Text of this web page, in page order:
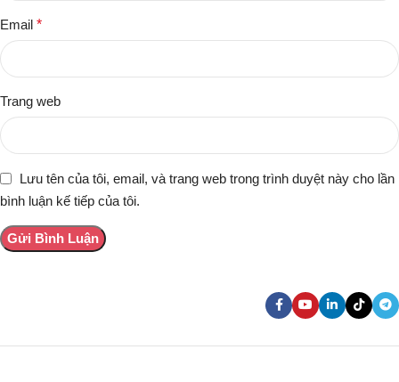
Email *
Trang web
Lưu tên của tôi, email, và trang web trong trình duyệt này cho lần
bình luận kế tiếp của tôi.